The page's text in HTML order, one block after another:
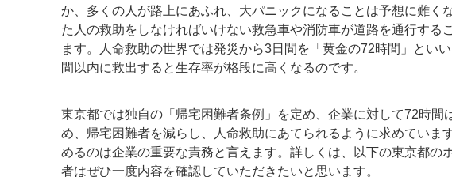
か、多くの人が路上にあふれ、大パニックになることは予想に難く
た人の救助をしなければいけない救急車や消防車が道路を通行す
ます。人命救助の世界では発災から3日間を「黄金の72時間」とい
間以内に救出すると生存率が格段に高くなるのです。
東京都では独自の「帰宅困難者条例」を定め、企業に対して72時
め、帰宅困難者を減らし、人命救助にあてられるように求めてい
めるのは企業の重要な責務と言えます。詳しくは、以下の東京都の
者はぜひ一度内容を確認していただきたいと思います。